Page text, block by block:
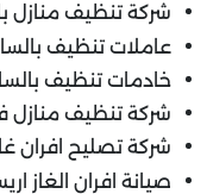
شركة تنظيف منازل
عاملات تنظيف
خادمات تنظيف
شركة تنظيف منازل
شركة تصليح افران
صيانة افران الغاز